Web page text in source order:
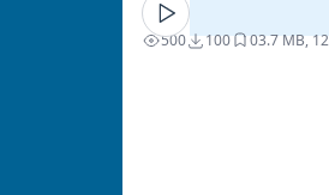
500 100 03.7 MB,